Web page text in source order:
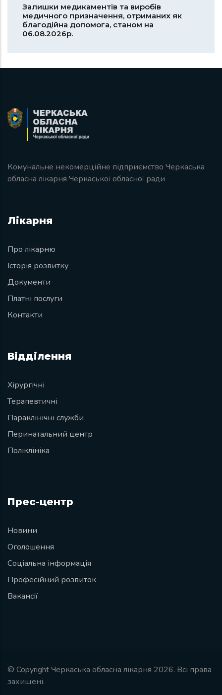
Залишки медикаментів та виробів
медичного призначення, отриманих як
благодійна допомога, станом на
06.08.2026р.
Комунальне некомерційне підприємство Черкаська
обласна лікарня Черкаської обласної ради
Лікарня
Про лікарню
Історія розвитку
Документи
Платні послуги
Контакти
Відділення
Хірургічні
Терапевтичні
Параклінічні служби
Перинатальний центр
Поліклініка
Прес-центр
Новини
Оголошення
Соціальна інформація
Професійний розвиток
Вакансії
© Copyright Черкаська обласна лікарня 2026. Всі права
захищені.